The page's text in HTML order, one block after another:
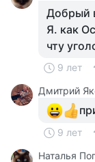
Добрый
Я. как
чту
9 лет
Дмитрий
9 лет
Наталья